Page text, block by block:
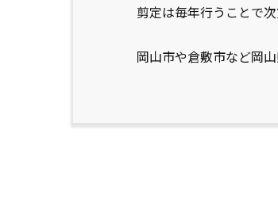
剪定は毎年行うことで
岡山市や倉敷市など岡